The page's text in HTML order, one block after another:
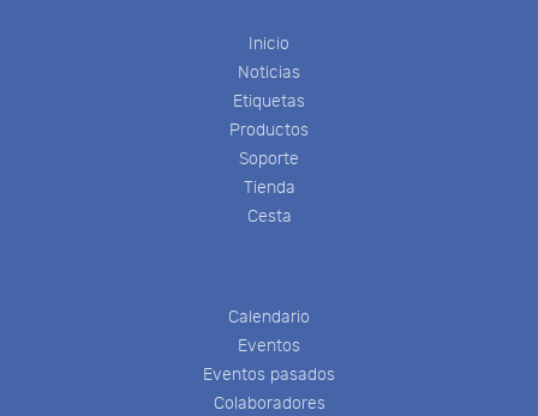
Inicio
Noticias
Etiquetas
Productos
Soporte
Tienda
Cesta
Calendario
Eventos
Eventos pasados
Colaboradores